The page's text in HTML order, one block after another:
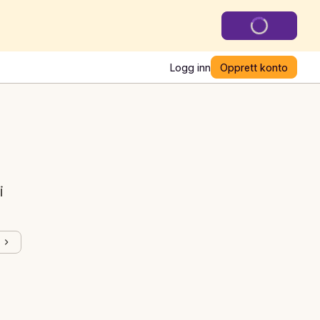
Logg inn Opprett konto